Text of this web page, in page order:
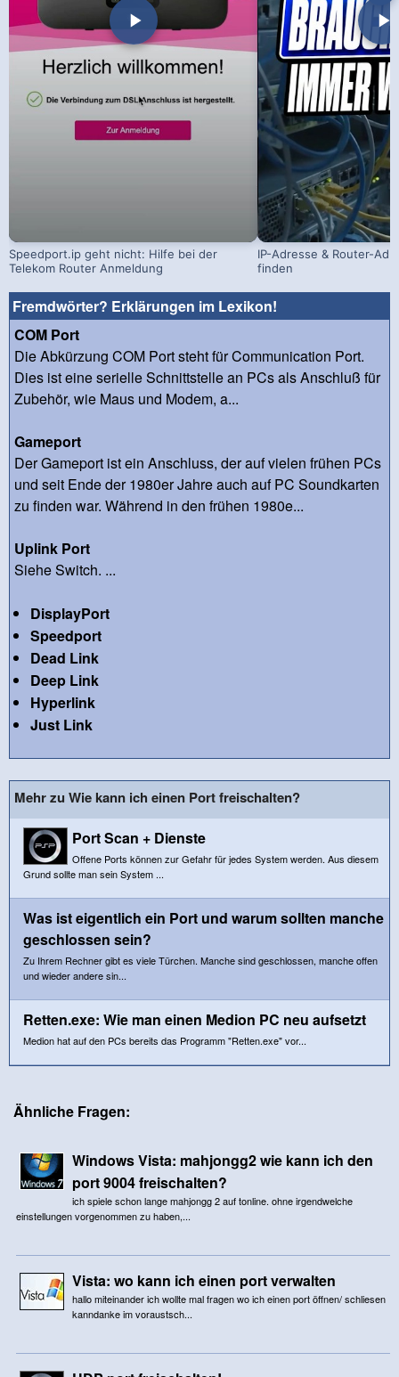
Speedport.ip geht nicht: Hilfe bei der
Telekom Router Anmeldung
IP-Adresse & Router-
finden
Fremdwörter? Erklärungen im Lexikon!
COM Port
Die Abkürzung COM Port steht für Communication Port.
Dies ist eine serielle Schnittstelle an PCs als Anschluß für
Zubehör, wie Maus und Modem, a...
Gameport
Der Gameport ist ein Anschluss, der auf vielen frühen PCs
und seit Ende der 1980er Jahre auch auf PC Soundkarten
zu finden war. Während in den frühen 1980e...
Uplink Port
Siehe Switch. ...
DisplayPort
Speedport
Dead Link
Deep Link
Hyperlink
Just Link
Mehr zu Wie kann ich einen Port freischalten?
Port Scan + Dienste
Offene Ports können zur Gefahr für jedes System werden. Aus diesem
Grund sollte man sein System ...
Was ist eigentlich ein Port und warum sollten manche
geschlossen sein?
Zu Ihrem Rechner gibt es viele Türchen. Manche sind geschlossen, manche offen
und wieder andere sin...
Retten.exe: Wie man einen Medion PC neu aufsetzt
Medion hat auf den PCs bereits das Programm "Retten.exe" vor...
Ähnliche Fragen:
Windows Vista: mahjongg2 wie kann ich den
port 9004 freischalten?
ich spiele schon lange mahjongg 2 auf tonline. ohne irgendwelche
einstellungen vorgenommen zu haben,...
Vista: wo kann ich einen port verwalten
hallo miteinander ich wollte mal fragen wo ich einen port öffnen/ schliesen
kanndanke im voraustsch...